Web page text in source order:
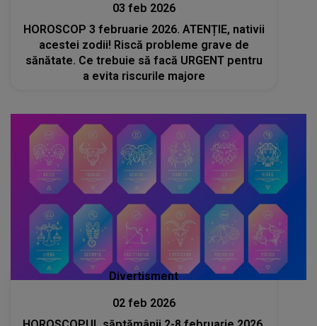
03 feb 2026
HOROSCOP 3 februarie 2026. ATENȚIE, nativii
acestei zodii! Riscă probleme grave de
sănătate. Ce trebuie să facă URGENT pentru
a evita riscurile majore
Divertisment
02 feb 2026